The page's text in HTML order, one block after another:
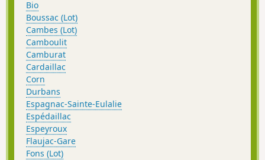
Bio
Boussac (Lot)
Cambes (Lot)
Camboulit
Camburat
Cardaillac
Corn
Durbans
Espagnac-Sainte-Eulalie
Espédaillac
Espeyroux
Flaujac-Gare
Fons (Lot)